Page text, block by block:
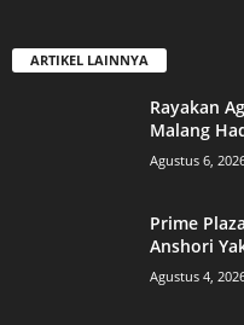
ARTIKEL LAINNYA
Rayakan
Malang
Agustus 6,
Prime
Anshori
Agustus 4,